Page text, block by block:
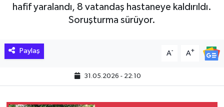
hafif yaralandı, 8 vatandaş hastaneye kaldırıldı.
Soruşturma sürüyor.
Paylaş A- A+
31.05.2026 - 22:10
EĞİTİM
Hakkari Haber
Tüm Manşetler